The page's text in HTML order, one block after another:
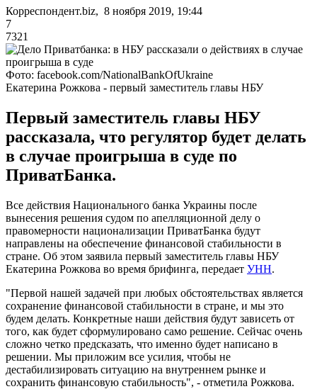
Корреспондент.biz, 8 ноября 2019, 19:44
7
7321
Фото: facebook.com/NationalBankOfUkraine
Екатерина Рожкова - первый заместитель главы НБУ
Первый заместитель главы НБУ
рассказала, что регулятор будет делать
в случае проигрыша в суде по
ПриватБанка.
Все действия Национального банка Украины после
вынесения решения судом по апелляционной делу о
правомерности национализации ПриватБанка будут
направлены на обеспечение финансовой стабильности в
стране. Об этом заявила первый заместитель главы НБУ
Екатерина Рожкова во время брифинга, передает УНН.
"Первой нашей задачей при любых обстоятельствах является
сохранение финансовой стабильности в стране, и мы это
будем делать. Конкретные наши действия будут зависеть от
того, как будет сформулировано само решение. Сейчас очень
сложно четко предсказать, что именно будет написано в
решении. Мы приложим все усилия, чтобы не
дестабилизировать ситуацию на внутреннем рынке и
сохранить финансовую стабильность", - отметила Рожкова.